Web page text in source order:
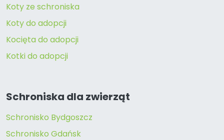
Koty ze schroniska
Koty do adopcji
Kocięta do adopcji
Kotki do adopcji
Schroniska dla zwierząt
Schronisko Bydgoszcz
Schronisko Gdańsk